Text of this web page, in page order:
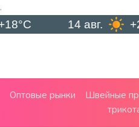
.
+20°C
Оптовые рынки Швейные